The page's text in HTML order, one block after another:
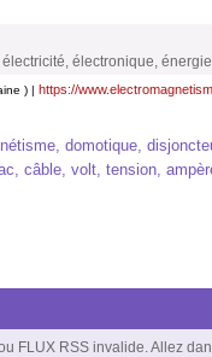
électronique,
) | https://
domotique,
câble, volt, tension,
FLUX RSS invalide. Allez